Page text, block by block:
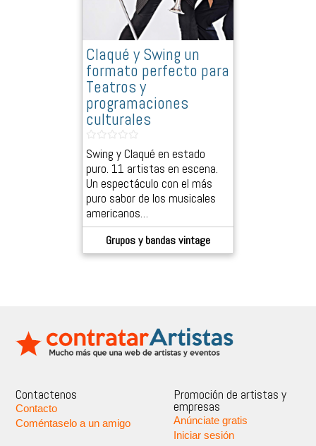
Claqué y Swing un
formato perfecto para
Teatros y
programaciones
culturales
Swing y Claqué en estado
puro. 11 artistas en escena.
Un espectáculo con el más
puro sabor de los musicales
americanos…
Grupos y bandas vintage
Contactenos
Contacto
Coméntaselo a un amigo
Promoción de artistas y
empresas
Anúnciate gratis
Iniciar sesión